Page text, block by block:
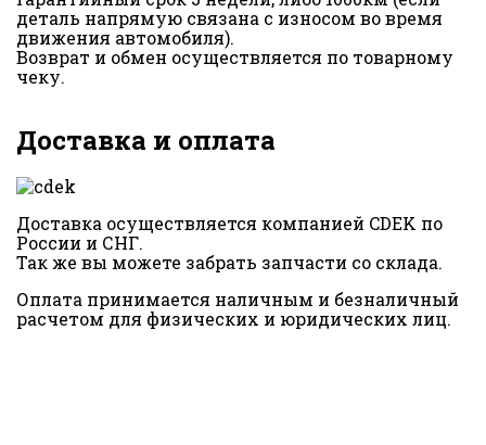
деталь напрямую связана с износом во время
движения автомобиля).
Возврат и обмен осуществляется по товарному
чеку.
Доставка и оплата
Доставка осуществляется компанией CDEK по
России и СНГ.
Так же вы можете забрать запчасти со склада.
Оплата принимается наличным и безналичный
расчетом для физических и юридических лиц.